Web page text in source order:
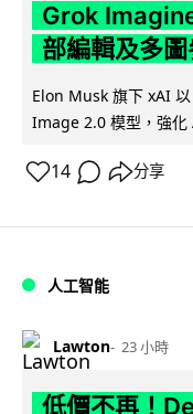
Grok
部編輯及多
Elon Musk 旗下 xAI
Image 2.0 模型，強化
14 分享
人工智能
Lawton 23 小時
低價不再！